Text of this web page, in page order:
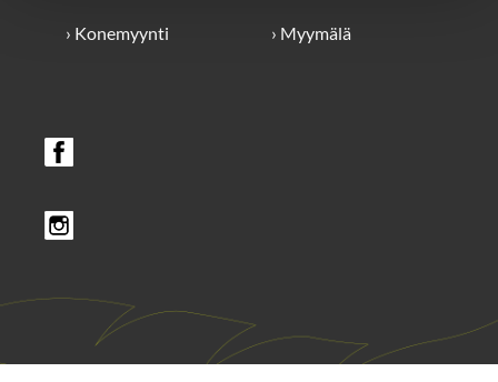
› Konemyynti › Myymälä